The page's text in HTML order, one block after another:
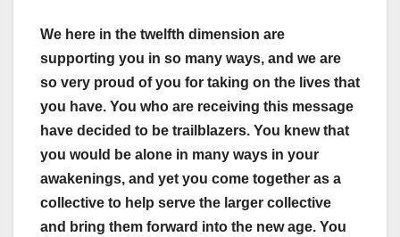
We here in the twelfth dimension are
supporting you in so many ways, and we are
so very proud of you for taking on the lives that
you have. You who are receiving this message
have decided to be trailblazers. You knew that
you would be alone in many ways in your
awakenings, and yet you come together as a
collective to help serve the larger collective
and bring them forward into the new age. You